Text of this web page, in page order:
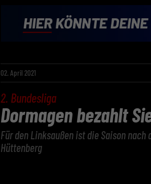
02. April 2021
2. Bundesliga
Dormagen bezahlt
Für den Linksaußen ist die Saison
Hüttenberg